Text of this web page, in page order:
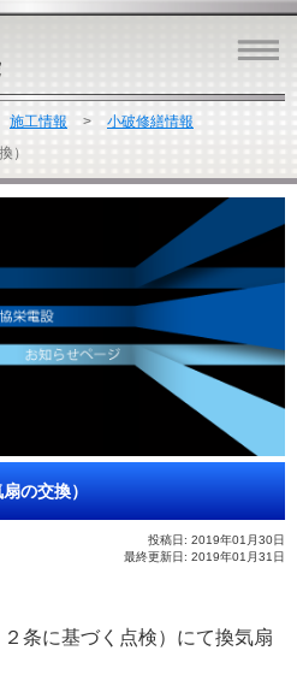
施工情報
小破修繕情報
）
の交換）
投稿日: 2019年01月30日
最終更新日: 2019年01月31日
条に基づく点検）にて換気扇